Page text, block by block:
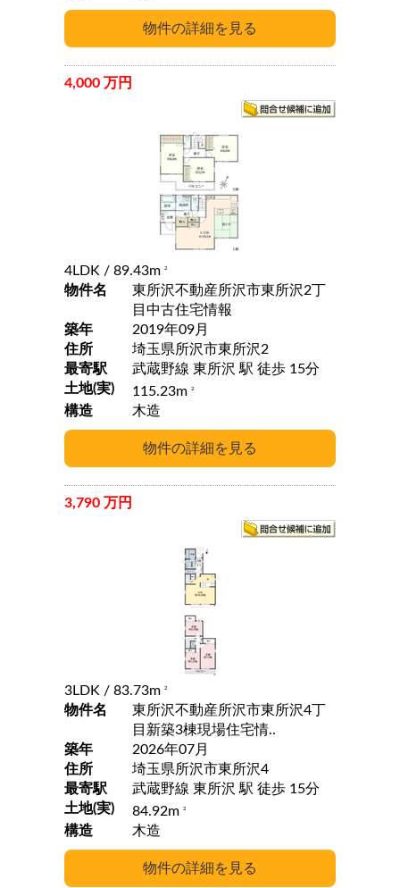
4,000 万円
4LDK / 89.43m 2
物件名
東所沢不動産所沢市東所沢2丁
目中古住宅情報
築年
2019年09月
住所
埼玉県所沢市東所沢2
最寄駅
武蔵野線 東所沢 駅 徒歩 15分
土地(実)
115.23m 2
構造 木造
3,790 万円
3LDK / 83.73m 2
物件名
東所沢不動産所沢市東所沢4丁
目新築3棟現場住宅情..
築年
2026年07月
住所
埼玉県所沢市東所沢4
最寄駅
武蔵野線 東所沢 駅 徒歩 15分
土地(実)
84.92m 2
構造 木造